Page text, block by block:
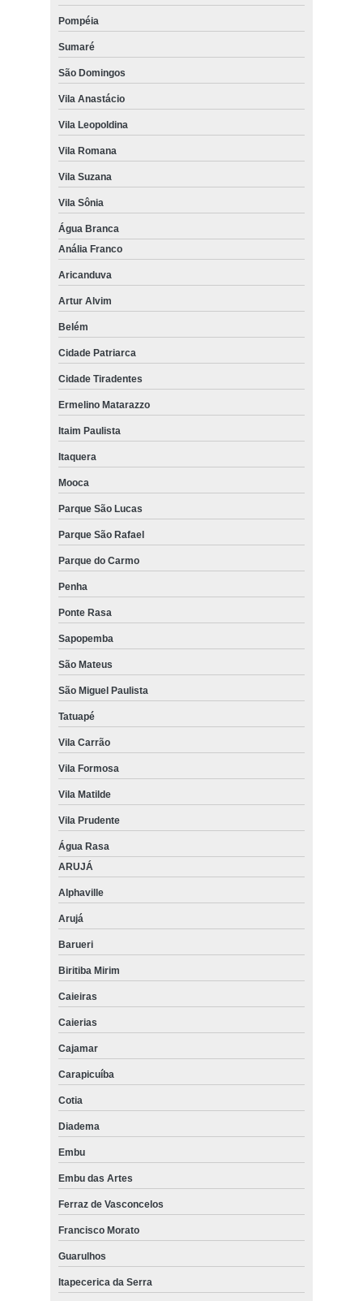
Pompéia
Sumaré
São Domingos
Vila Anastácio
Vila Leopoldina
Vila Romana
Vila Suzana
Vila Sônia
Água Branca
Anália Franco
Aricanduva
Artur Alvim
Belém
Cidade Patriarca
Cidade Tiradentes
Ermelino Matarazzo
Itaim Paulista
Itaquera
Mooca
Parque São Lucas
Parque São Rafael
Parque do Carmo
Penha
Ponte Rasa
Sapopemba
São Mateus
São Miguel Paulista
Tatuapé
Vila Carrão
Vila Formosa
Vila Matilde
Vila Prudente
Água Rasa
ARUJÁ
Alphaville
Arujá
Barueri
Biritiba Mirim
Caieiras
Caierias
Cajamar
Carapicuíba
Cotia
Diadema
Embu
Embu das Artes
Ferraz de Vasconcelos
Francisco Morato
Guarulhos
Itapecerica da Serra